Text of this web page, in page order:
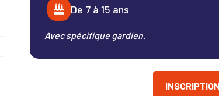
De 7 à 15 ans
Avec spécifique gardien.